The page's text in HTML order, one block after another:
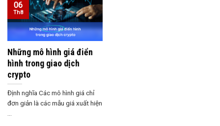
Những mô hình giá điển
hình trong giao dịch
crypto
Định nghĩa Các mô hình giá chỉ
đơn giản là các mẫu giá xuất hiện
06
Th8